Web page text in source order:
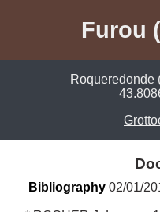
Furou
Roqueredonde
Bibliography 02/01/